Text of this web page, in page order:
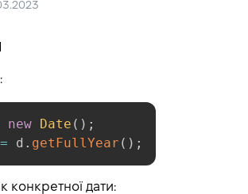
new Date ( ) ;
= d . getFullYear ( ) ;
конкретної дати: